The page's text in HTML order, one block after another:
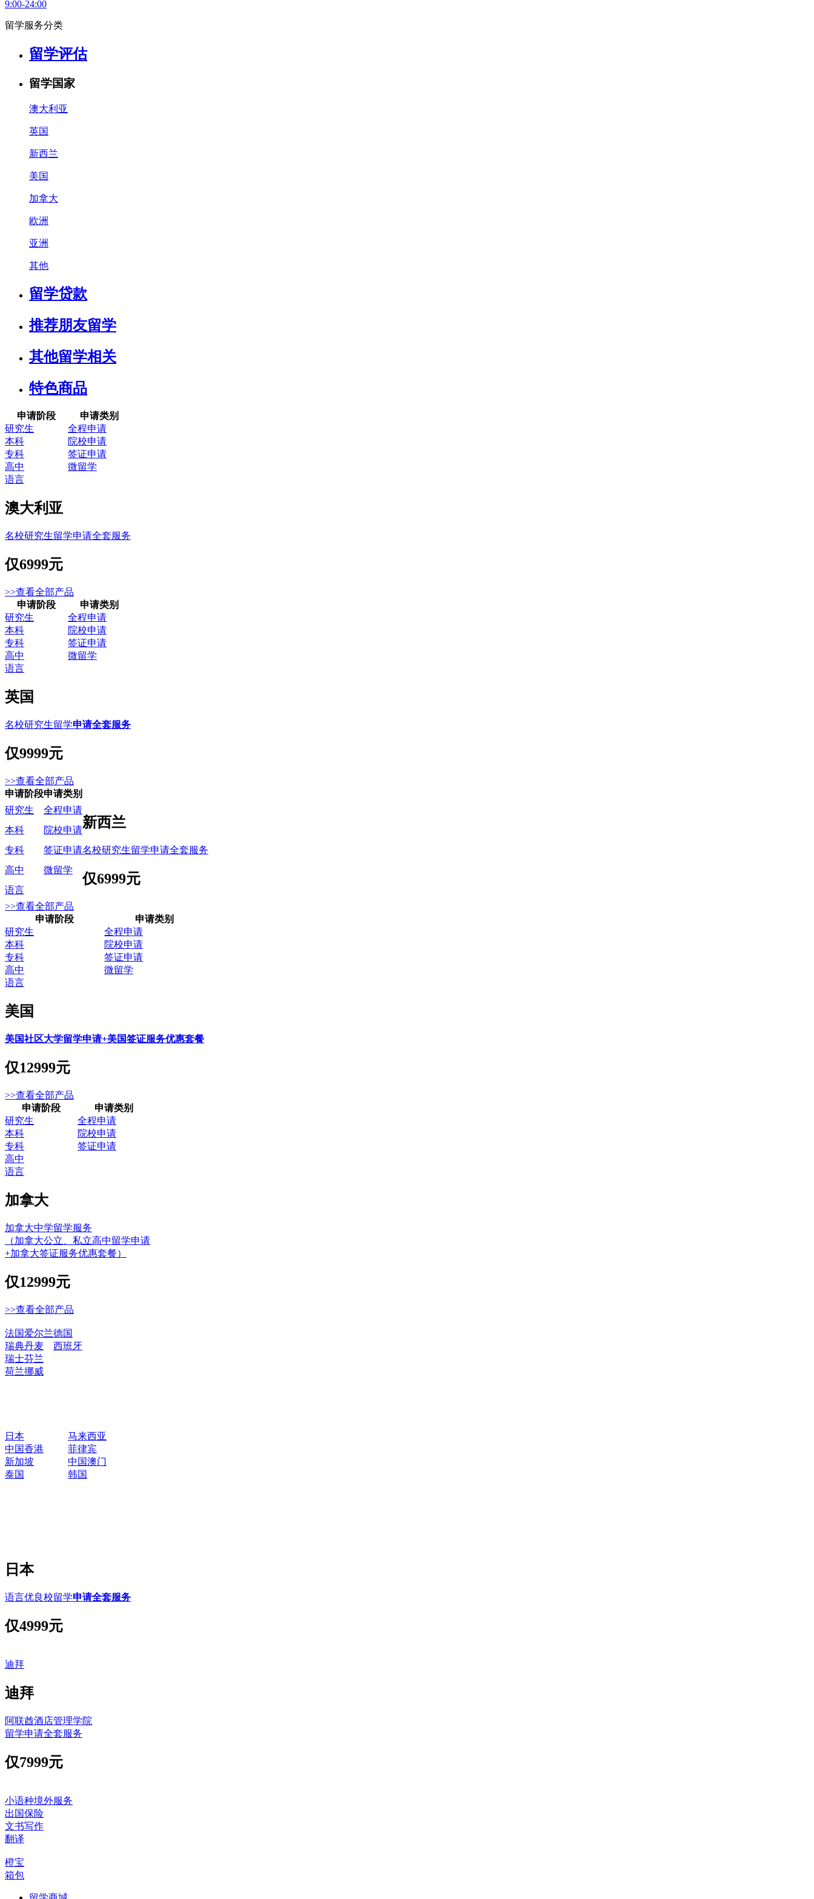
9:00-24:00
留学服务分类
留学评估
留学国家
澳大利亚
英国
新西兰
美国
加拿大
欧洲
亚洲
其他
留学贷款
推荐朋友留学
其他留学相关
特色商品
申请阶段
申请类别
研究生
全程申请
本科
院校申请
专科
签证申请
高中
微留学
语言
澳大利亚
名校研究生留学申请全套服务
仅6999元
>>查看全部产品
申请阶段
申请类别
研究生
全程申请
本科
院校申请
专科
签证申请
高中
微留学
语言
英国
名校研究生留学申请全套服务
仅9999元
>>查看全部产品
申请阶段申请类别
研究生
全程申请
新西兰
名校研究生留学申请全套服务
仅6999元
本科
院校申请
专科
签证申请
高中
微留学
语言
>>查看全部产品
申请阶段
申请类别
研究生
全程申请
本科
院校申请
专科
签证申请
高中
微留学
语言
美国
美国社区大学留学申请+美国签证服务优惠套餐
仅12999元
>>查看全部产品
申请阶段
申请类别
研究生
全程申请
本科
院校申请
专科
签证申请
高中
语言
加拿大
加拿大中学留学服务
（加拿大公立、私立高中留学申请
+加拿大签证服务优惠套餐）
仅12999元
>>查看全部产品
法国爱尔兰德国
瑞典丹麦
西班牙
瑞士芬兰
荷兰挪威
日本
马来西亚
中国香港
菲律宾
新加坡
中国澳门
泰国
韩国
日本
语言优良校留学申请全套服务
仅4999元
迪拜
迪拜
阿联酋酒店管理学院
留学申请全套服务
仅7999元
小语种境外服务
出国保险
文书写作
翻译
橙宝
箱包